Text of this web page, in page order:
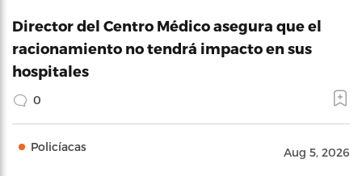
Director del Centro Médico asegura que el
racionamiento no tendrá impacto en sus
hospitales
0
Policíacas Aug 5, 2026